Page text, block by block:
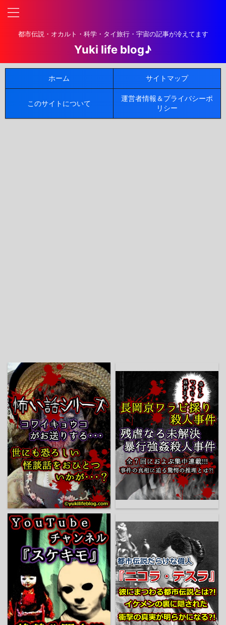
都市伝説・オカルト・科学・タイ旅行・宇宙の記事が冷えてます
Yuki life blog♪
ホーム サイトマップ
このサイトについて
運営者情報＆プライバシーポ
リシー